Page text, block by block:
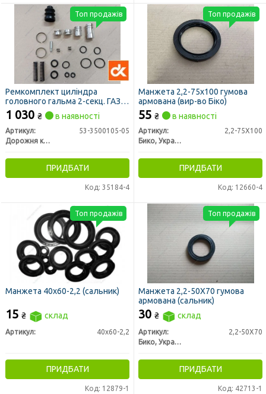
Ремкомплект циліндра
головного гальма 2-секц. ГАЗ
53, 3307 (повний) (ДК)
1 030 ₴ в наявності
Артикул:
53-3500105-05
Дорожня карта
ПРИДБАТИ
Код: 35184-4
Топ продажів
Манжета 2,2-75х100 гумова
армована (вир-во Біко)
55 ₴ в наявності
Артикул:
2,2-75X100
Бико, Украина
ПРИДБАТИ
Код: 12660-4
Топ продажів
Манжета 40х60-2,2 (сальник)
15 ₴ склад
Артикул: 40х60-2,2
ПРИДБАТИ
Код: 12879-1
Топ продажів
Манжета 2,2-50X70 гумова
армована (сальник)
30 ₴ склад
Артикул:
2,2-50X70
Бико, Украина
ПРИДБАТИ
Код: 42713-1
Топ продажів